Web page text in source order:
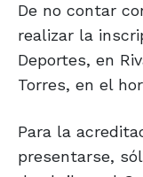
De no contar
realizar la
Deportes, en
Torres, en el
Para la
presentarse,